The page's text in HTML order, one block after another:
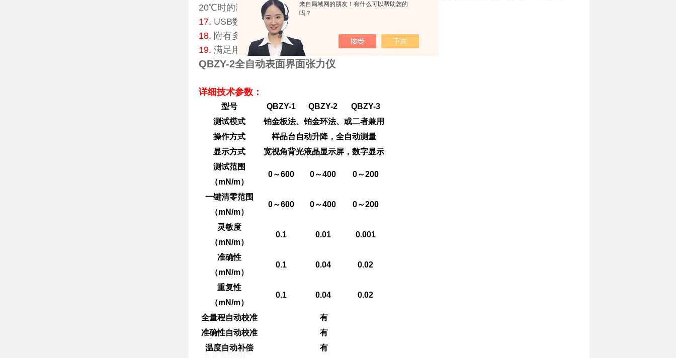
来自局域网的朋友！有什么可以帮助您的
吗？
20℃时的测试值；
17. USB数据输出接口，方便与笔记本电脑连接；
18. 附有多种温度控制选件，满足不同的测试要求；
19. 满足用户的特殊要求，承接非标产品。
QBZY-2全自动表面界面张力仪
详细技术参数：
型号 QBZY-1 QBZY-2
QBZY-3
测试模式
铂金板法、铂金环法、或二者兼用
操作方式
样品台自动升降，全自动测量
显示方式
宽视角背光液晶显示屏，数字显示
测试范围
（mN/m）
0～600 0～400 0～200
一键清零范围
（mN/m）
0～600 0～400 0～200
灵敏度
（mN/m）
0.1 0.01 0.001
准确性
（mN/m）
0.1 0.04 0.02
重复性
（mN/m）
0.1 0.04 0.02
全量程自动校准
有
准确性自动校准
有
温度自动补偿
有